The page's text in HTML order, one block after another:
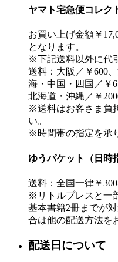
ヤマト宅急便コレク
お買い上げ金額￥
となります。
※下記送料以外に代
送料：大阪／￥600
海・中国・四国／￥
北海道・沖縄／￥
※送料はお客さま負
い。
※時間帯の指定を承
ゆうパケット（日時
送料：全国一律￥
※リトルプレスと一
基本書籍2冊までが
合は他の配送方法を
配送日について